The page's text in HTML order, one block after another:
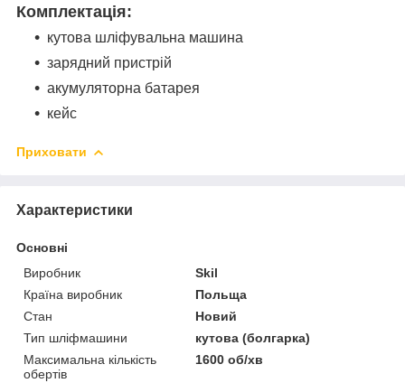
Комплектація:
кутова шліфувальна машина
зарядний пристрій
акумуляторна батарея
кейс
Приховати
Характеристики
Основні
Виробник
Skil
Країна виробник
Польща
Стан
Новий
Тип шліфмашини
кутова (болгарка)
Максимальна кількість
обертів
1600 об/хв